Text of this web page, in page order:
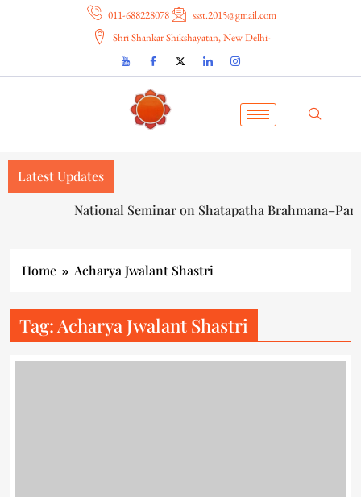
011-688228078
ssst.2015@gmail.com
Shri Shankar Shikshayatan, New Delhi-
Latest Updates
National Seminar on Shatapatha Brahmana–Part VI
Home Acharya Jwalant Shastri
Tag: Acharya Jwalant Shastri